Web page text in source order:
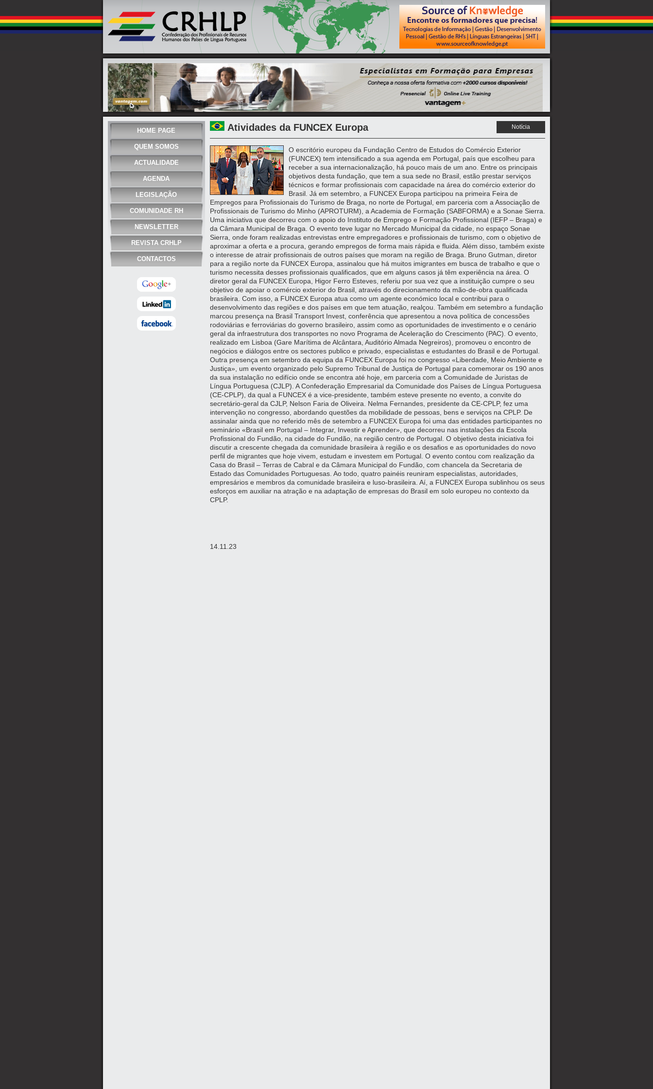
HOME PAGE
QUEM SOMOS
ACTUALIDADE
AGENDA
LEGISLAÇÃO
COMUNIDADE RH
NEWSLETTER
REVISTA CRHLP
CONTACTOS
Atividades da FUNCEX Europa Notícia
O escritório europeu da Fundação Centro de Estudos do Comércio Exterior
(FUNCEX) tem intensificado a sua agenda em Portugal, país que escolheu para
receber a sua internacionalização, há pouco mais de um ano. Entre os principais
objetivos desta fundação, que tem a sua sede no Brasil, estão prestar serviços
técnicos e formar profissionais com capacidade na área do comércio exterior do
Brasil. Já em setembro, a FUNCEX Europa participou na primeira Feira de
Empregos para Profissionais do Turismo de Braga, no norte de Portugal, em parceria com a Associação de
Profissionais de Turismo do Minho (APROTURM), a Academia de Formação (SABFORMA) e a Sonae Sierra.
Uma iniciativa que decorreu com o apoio do Instituto de Emprego e Formação Profissional (IEFP – Braga) e
da Câmara Municipal de Braga. O evento teve lugar no Mercado Municipal da cidade, no espaço Sonae
Sierra, onde foram realizadas entrevistas entre empregadores e profissionais de turismo, com o objetivo de
aproximar a oferta e a procura, gerando empregos de forma mais rápida e fluida. Além disso, também existe
o interesse de atrair profissionais de outros países que moram na região de Braga. Bruno Gutman, diretor
para a região norte da FUNCEX Europa, assinalou que há muitos imigrantes em busca de trabalho e que o
turismo necessita desses profissionais qualificados, que em alguns casos já têm experiência na área. O
diretor geral da FUNCEX Europa, Higor Ferro Esteves, referiu por sua vez que a instituição cumpre o seu
objetivo de apoiar o comércio exterior do Brasil, através do direcionamento da mão-de-obra qualificada
brasileira. Com isso, a FUNCEX Europa atua como um agente económico local e contribui para o
desenvolvimento das regiões e dos países em que tem atuação, realçou. Também em setembro a fundação
marcou presença na Brasil Transport Invest, conferência que apresentou a nova política de concessões
rodoviárias e ferroviárias do governo brasileiro, assim como as oportunidades de investimento e o cenário
geral da infraestrutura dos transportes no novo Programa de Aceleração do Crescimento (PAC). O evento,
realizado em Lisboa (Gare Marítima de Alcântara, Auditório Almada Negreiros), promoveu o encontro de
negócios e diálogos entre os sectores publico e privado, especialistas e estudantes do Brasil e de Portugal.
Outra presença em setembro da equipa da FUNCEX Europa foi no congresso «Liberdade, Meio Ambiente e
Justiça», um evento organizado pelo Supremo Tribunal de Justiça de Portugal para comemorar os 190 anos
da sua instalação no edifício onde se encontra até hoje, em parceria com a Comunidade de Juristas de
Língua Portuguesa (CJLP). A Confederação Empresarial da Comunidade dos Países de Língua Portuguesa
(CE-CPLP), da qual a FUNCEX é a vice-presidente, também esteve presente no evento, a convite do
secretário-geral da CJLP, Nelson Faria de Oliveira. Nelma Fernandes, presidente da CE-CPLP, fez uma
intervenção no congresso, abordando questões da mobilidade de pessoas, bens e serviços na CPLP. De
assinalar ainda que no referido mês de setembro a FUNCEX Europa foi uma das entidades participantes no
seminário «Brasil em Portugal – Integrar, Investir e Aprender», que decorreu nas instalações da Escola
Profissional do Fundão, na cidade do Fundão, na região centro de Portugal. O objetivo desta iniciativa foi
discutir a crescente chegada da comunidade brasileira à região e os desafios e as oportunidades do novo
perfil de migrantes que hoje vivem, estudam e investem em Portugal. O evento contou com realização da
Casa do Brasil – Terras de Cabral e da Câmara Municipal do Fundão, com chancela da Secretaria de
Estado das Comunidades Portuguesas. Ao todo, quatro painéis reuniram especialistas, autoridades,
empresários e membros da comunidade brasileira e luso-brasileira. Aí, a FUNCEX Europa sublinhou os seus
esforços em auxiliar na atração e na adaptação de empresas do Brasil em solo europeu no contexto da
CPLP.
14.11.23